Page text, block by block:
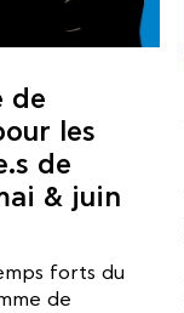
de
les
de
& juin
forts du
de